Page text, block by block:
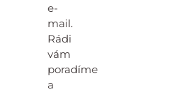
e-
mail.
Rádi
vám
poradíme
a